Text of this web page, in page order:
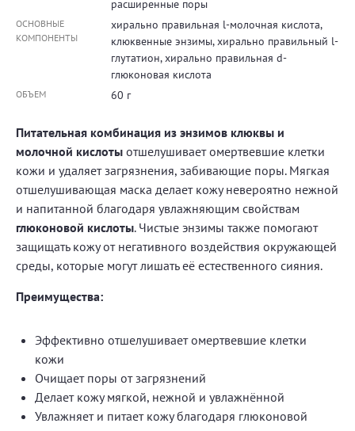
расширенные поры
ОСНОВНЫЕ
КОМПОНЕНТЫ
хирально правильная l-молочная кислота,
клюквенные энзимы, хирально правильный l-
глутатион, хирально правильная d-
глюконовая кислота
ОБЪЕМ 60 г
Питательная комбинация из энзимов клюквы и
молочной кислоты отшелушивает омертвевшие клетки
кожи и удаляет загрязнения, забивающие поры. Мягкая
отшелушивающая маска делает кожу невероятно нежной
и напитанной благодаря увлажняющим свойствам
глюконовой кислоты. Чистые энзимы также помогают
защищать кожу от негативного воздействия окружающей
среды, которые могут лишать её естественного сияния.
Преимущества:
Эффективно отшелушивает омертвевшие клетки
кожи
Очищает поры от загрязнений
Делает кожу мягкой, нежной и увлажнённой
Увлажняет и питает кожу благодаря глюконовой